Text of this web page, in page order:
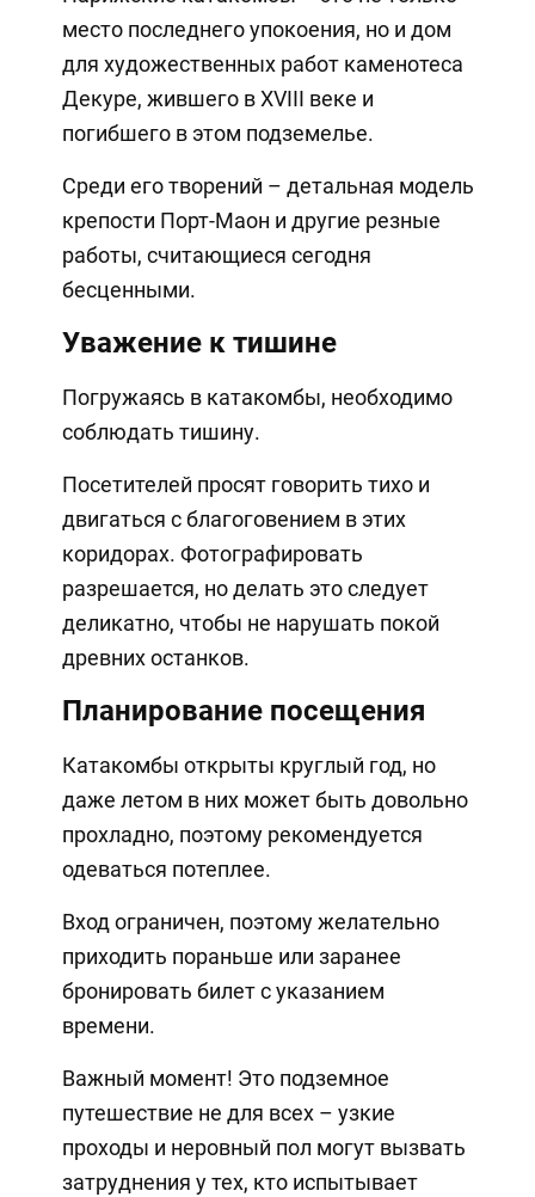
место последнего упокоения, но и дом
для художественных работ каменотеса
Декуре, жившего в XVIII веке и
погибшего в этом подземелье.
Среди его творений – детальная модель
крепости Порт-Маон и другие резные
работы, считающиеся сегодня
бесценными.
Уважение к тишине
Погружаясь в катакомбы, необходимо
соблюдать тишину.
Посетителей просят говорить тихо и
двигаться с благоговением в этих
коридорах. Фотографировать
разрешается, но делать это следует
деликатно, чтобы не нарушать покой
древних останков.
Планирование посещения
Катакомбы открыты круглый год, но
даже летом в них может быть довольно
прохладно, поэтому рекомендуется
одеваться потеплее.
Вход ограничен, поэтому желательно
приходить пораньше или заранее
бронировать билет с указанием
времени.
Важный момент! Это подземное
путешествие не для всех – узкие
проходы и неровный пол могут вызвать
затруднения у тех, кто испытывает